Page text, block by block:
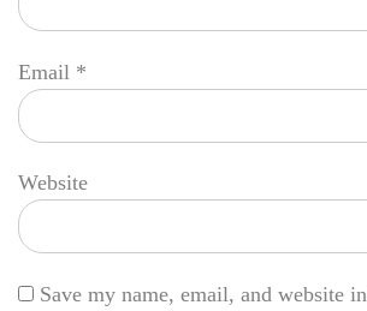
Email *
Website
Save my name, email, and website